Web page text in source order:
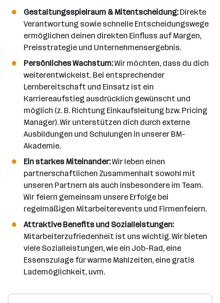
Gestaltungsspielraum & Mitentscheidung:Direkte
Verantwortung sowie schnelle Entscheidungswege
ermöglichen deinen direkten Einfluss auf Margen,
Preisstrategie und Unternehmensergebnis.
Persönliches Wachstum:Wir möchten, dass du dich
weiterentwickelst. Bei entsprechender
Lernbereitschaft und Einsatz ist ein
Karriereaufstieg ausdrücklich gewünscht und
möglich (z. B. Richtung Einkaufsleitung bzw. Pricing
Manager). Wir unterstützen dich durch externe
Ausbildungen und Schulungen in unserer BM-
Akademie.
Ein starkes Miteinander:Wir leben einen
partnerschaftlichen Zusammenhalt sowohl mit
unseren Partnern als auch insbesondere im Team.
Wir feiern gemeinsam unsere Erfolge bei
regelmäßigen Mitarbeiterevents und Firmenfeiern.
Attraktive Benefits und Sozialleistungen:
Mitarbeiterzufriedenheit ist uns wichtig. Wir bieten
viele Sozialleistungen, wie ein Job-Rad, eine
Essenszulage für warme Mahlzeiten, eine gratis
Lademöglichkeit, uvm.